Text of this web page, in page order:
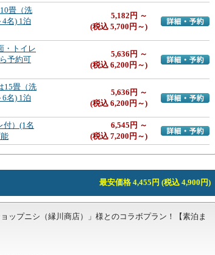
畳（洗
名) 1泊
5,182円 ～
(税込 5,700円～)
詳細・予約へ
・トイレ
予約可
5,636円 ～
(税込 6,200円～)
詳細・予約へ
15畳（洗
名) 1泊
5,636円 ～
(税込 6,200円～)
詳細・予約へ
付）(1名
6,545円 ～
(税込 7,200円～)
詳細・予約へ
最安価格 4,455円 (税込 4,900円)
ップニシ（縁川商店）」様とのコラボプラン！【素泊ま